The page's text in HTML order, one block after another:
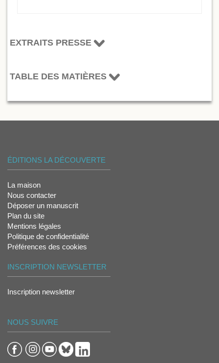
EXTRAITS PRESSE
TABLE DES MATIÈRES
ÉDITIONS LA DÉCOUVERTE
La maison
Nous contacter
Déposer un manuscrit
Plan du site
Mentions légales
Politique de confidentialité
Préférences des cookies
INSCRIPTION NEWSLETTER
Inscription newsletter
NOUS SUIVRE